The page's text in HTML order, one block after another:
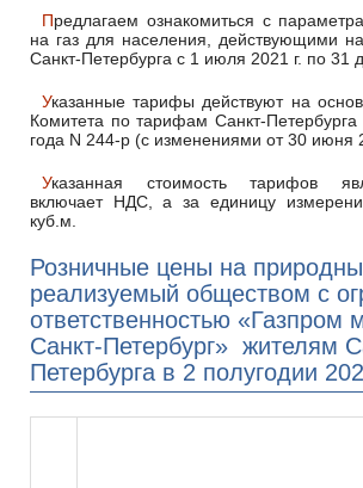
Предлагаем ознакомиться с параметрами тарифной сетки
на газ для населения, действующими
Санкт-Петербурга с 1 июля 2021 г. по 31
Указанные тарифы действуют на основании распоряжения
Комитета по тарифам Санкт-
года N 244-р (с изменениями от 30 июня
Указанная стоимость тарифов является розничной,
включает НДС, а за единицу
куб.м.
Розничные цены на
реализуемый обществом с
ответственностью «Газпром
Санкт-Петербург» жителям
Петербурга в 2 полугодии